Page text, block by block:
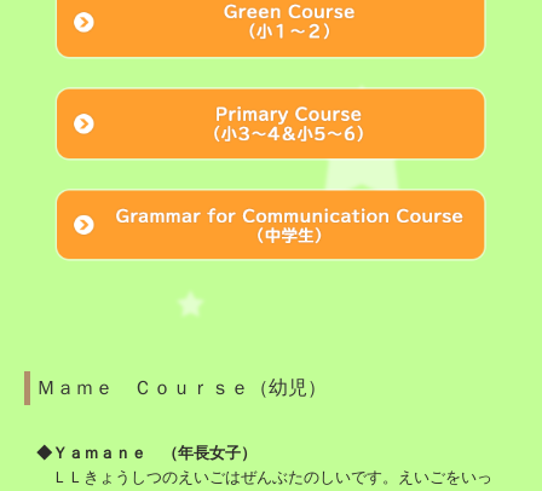
Ｍａｍｅ Ｃｏｕｒｓｅ（幼児）
◆Ｙａｍａｎｅ （年長女子）
ＬＬきょうしつのえいごはぜんぶたのしいです。えいごをいっ